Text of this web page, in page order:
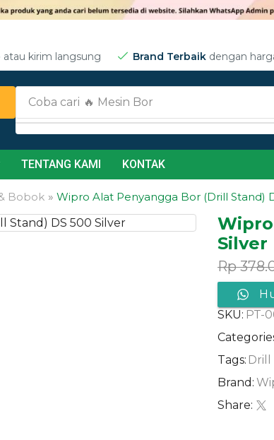
atau kirim langsung Brand Terbaik dengan
Coba cari 🔥 Jet Cleaner
TENTANG KAMI KONTAK
Bobok » Wipro Alat Penyangga Bor (Drill Stand)
Silver
Rp
SKU: PT-
Tags: Drill
Brand:
Share: